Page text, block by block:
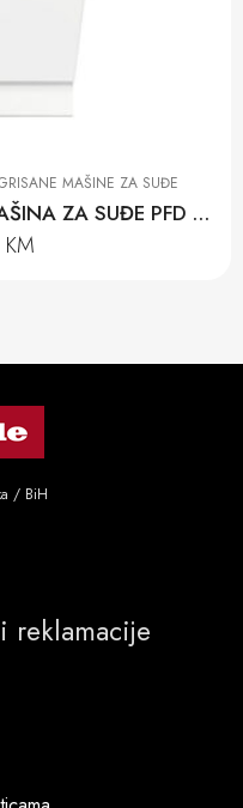
MAŠINE ZA SUĐE
POTPUNO INTEGRISANA MAŠINA ZA SUĐE PFD 104 SCVI K2O XXL
KM
/ BiH
reklamacije